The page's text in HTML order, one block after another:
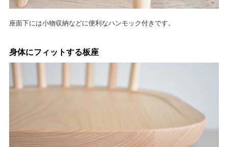
座面下には小物収納などに便利なハンモック付きです。
身体にフィットする板座